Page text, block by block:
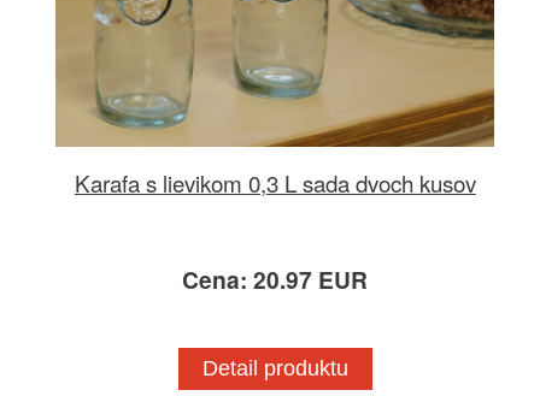
Karafa s lievikom 0,3 L sada dvoch kusov
Cena: 20.97 EUR
Detail produktu